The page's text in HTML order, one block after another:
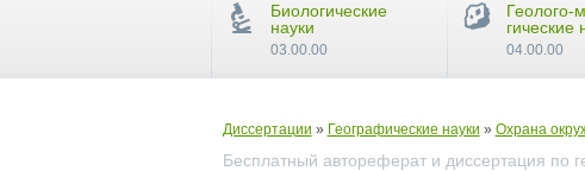
Диссертации » Географические науки » Охрана
Бесплатный автореферат и диссертация по
Биологические
науки
03.00.00
Геолого-
гические
04.00.00